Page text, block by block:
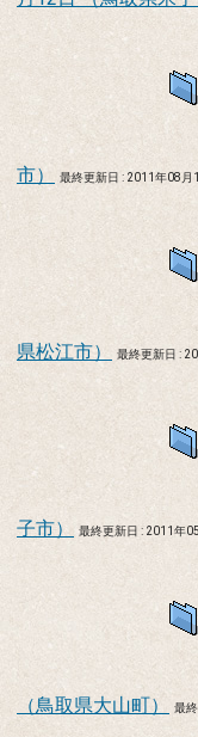
市） 最終更新日 : 2011年08月
県松江市） 最終更新日 :
子市） 最終更新日 : 2011年
（鳥取県大山町） 最